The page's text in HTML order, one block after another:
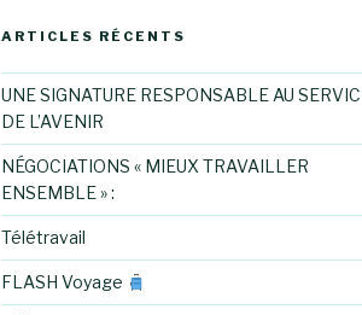
ARTICLES RÉCENTS
UNE SIGNATURE RESPONSABLE AU
DE L’AVENIR
NÉGOCIATIONS « MIEUX TRAVAILLER
ENSEMBLE » :
Télétravail
FLASH Voyage